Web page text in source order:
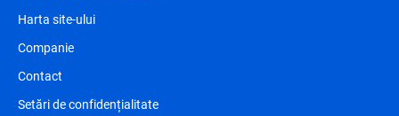
Harta site-ului
Companie
Contact
Setări de confidențialitate